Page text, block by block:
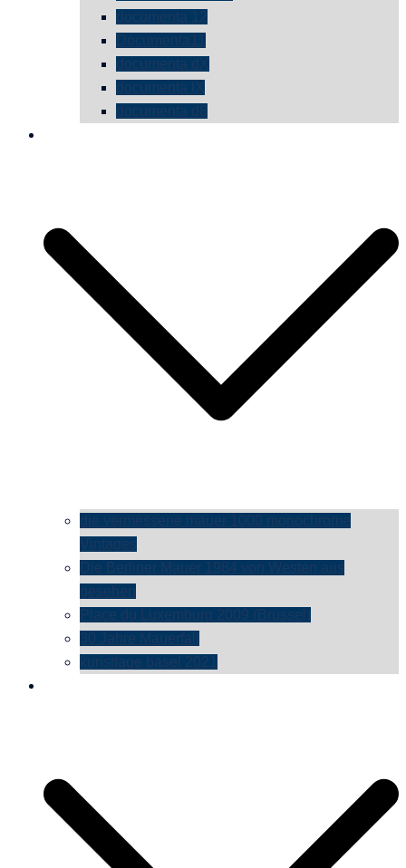
documenta 12
Documenta11
documenta dX
documenta IX
documenta d8
die vermessene mauer 1000 monochrome
Vintages
Die Berliner Mauer 1984 von Westen aus
gesehen
Place du Luxemburg 2009 (Brüssel)
30 Jahre Mauerfall
kunsttage basel 2021